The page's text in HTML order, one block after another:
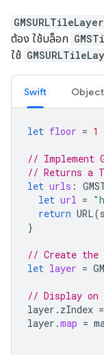
GMSURLTileLayer
ต้อง ใช้บล็อก
ใช้
Swift
let floor = 1
// Implement
// Returns a
let urls :
let url =
return URL(
}
// Create the
let layer =
// Display on
layer . zIndex =
layer .map =